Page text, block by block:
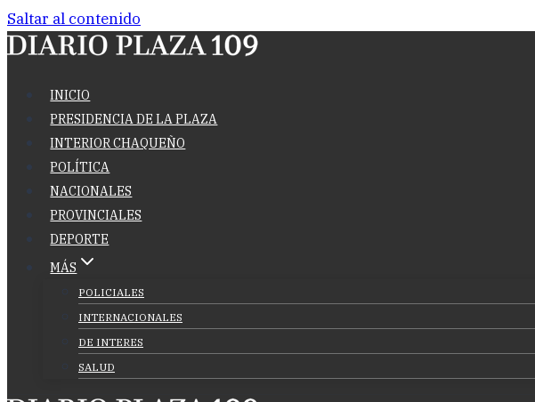
Saltar al contenido
INICIO
PRESIDENCIA DE LA PLAZA
INTERIOR CHAQUEÑO
POLÍTICA
NACIONALES
PROVINCIALES
DEPORTE
MÁS
POLICIALES
INTERNACIONALES
DE INTERES
SALUD